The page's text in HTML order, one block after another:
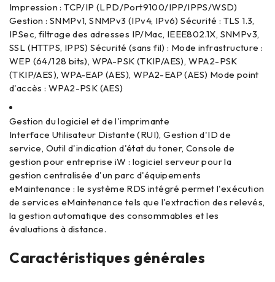
Impression : TCP/IP (LPD/Port9100/IPP/IPPS/WSD)
Gestion : SNMPv1, SNMPv3 (IPv4, IPv6) Sécurité : TLS 1.3,
IPSec, filtrage des adresses IP/Mac, IEEE802.1X, SNMPv3,
SSL (HTTPS, IPPS) Sécurité (sans fil) : Mode infrastructure :
WEP (64/128 bits), WPA-PSK (TKIP/AES), WPA2-PSK
(TKIP/AES), WPA-EAP (AES), WPA2-EAP (AES) Mode point
d'accès : WPA2-PSK (AES)
Gestion du logiciel et de l'imprimante
Interface Utilisateur Distante (RUI), Gestion d'ID de
service, Outil d'indication d'état du toner, Console de
gestion pour entreprise iW : logiciel serveur pour la
gestion centralisée d'un parc d'équipements
eMaintenance : le système RDS intégré permet l'exécution
de services eMaintenance tels que l'extraction des relevés,
la gestion automatique des consommables et les
évaluations à distance.
Caractéristiques générales